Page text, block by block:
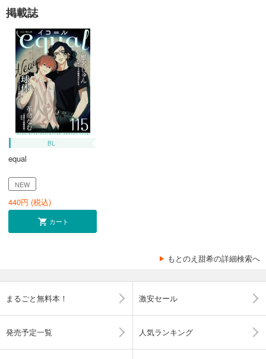
掲載誌
BL
equal
NEW
440円 (税込)
カート
もとのえ甜希の詳細検索へ
まるごと無料本！ 激安セール
発売予定一覧 人気ランキング